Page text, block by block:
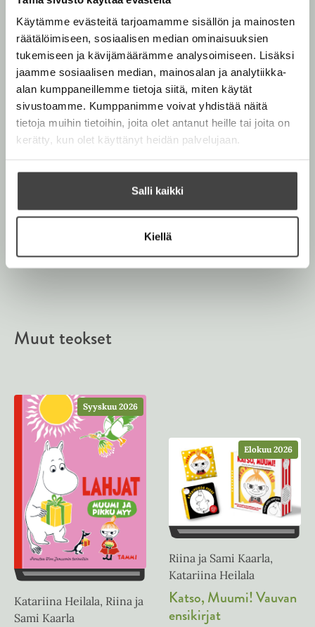
Käytämme evästeitä tarjoamamme sisällön ja mainosten
räätälöimiseen, sosiaalisen median ominaisuuksien
tukemiseen ja kävijämäärämme analysoimiseen. Lisäksi
jaamme sosiaalisen median, mainosalan ja analytiikka-
alan kumppaneillemme tietoja siitä, miten käytät
sivustoamme. Kumppanimme voivat yhdistää näitä
tietoja muihin tietoihin, joita olet antanut heille tai joita on
kerätty, kun olet käyttänyt heidän palvelujaan.
Salli kaikki
Kiellä
m
i
K
a
a
r
l
a
Riina ja Sami Kaarla
Muut teokset
Syyskuu 2026
Katariina Heilala, Riina ja
Sami Kaarla
Elokuu 2026
Riina ja Sami Kaarla,
Katariina Heilala
Katso, Muumi! Vauvan
ensikirjat